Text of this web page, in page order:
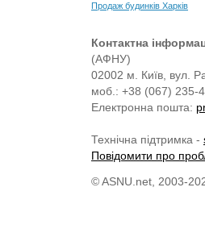
Продаж будинків Харків
Контактна
(АФНУ)
02002 м. Київ, вул.
моб.: +38 (067) 235-
Електронна пошта:
Технічна підтримка -
Повідомити про
© ASNU.net, 2003-